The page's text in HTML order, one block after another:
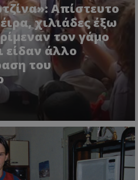
Απίστευτο
χιλιάδες έξω
τον γάμο
είδαν άλλο
του